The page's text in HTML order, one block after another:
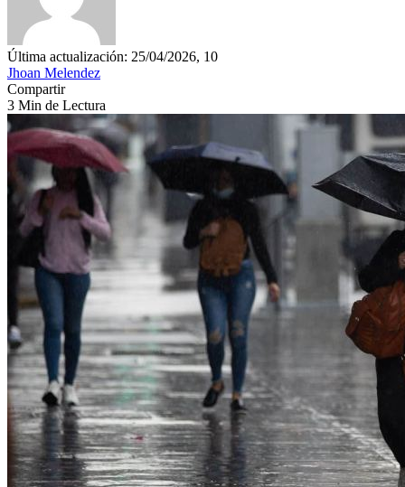
Última actualización: 25/04/2026, 10
Jhoan Melendez
Compartir
3 Min de Lectura